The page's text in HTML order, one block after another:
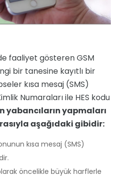
faaliyet gösteren GSM
bir tanesine kayıtlı bir
kısa mesaj (SMS)
Numaraları ile HES kodu
yabancıların yapmaları
aşağıdaki gibidir:
kısa mesaj (SMS)
öncelikle büyük harflerle